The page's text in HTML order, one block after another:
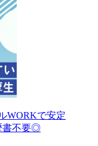
WORKで安定
書不要◎